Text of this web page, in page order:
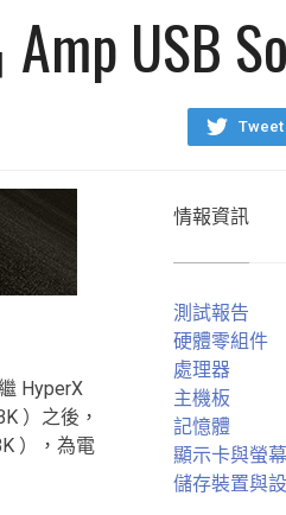
USB
Tweet
HyperX
）之後，
），為電
情報資訊
測試報告
硬體零組件
處理器
主機板
記憶體
顯示卡與螢幕
儲存裝置與